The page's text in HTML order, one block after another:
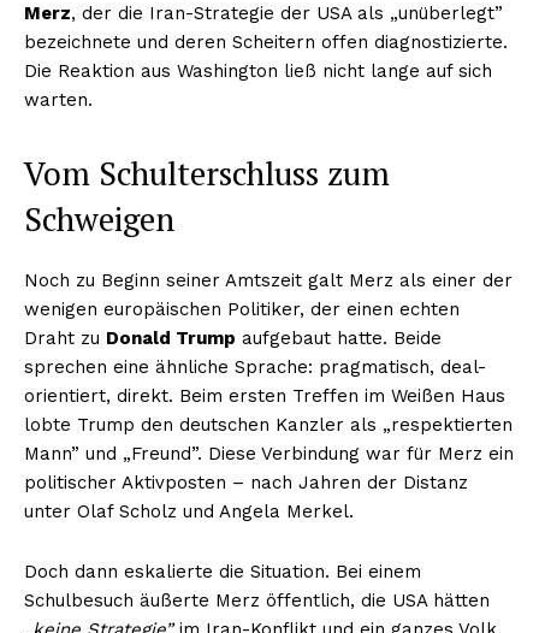
Merz, der die Iran-Strategie der USA als „unüberlegt”
bezeichnete und deren Scheitern offen diagnostizierte.
Die Reaktion aus Washington ließ nicht lange auf sich
warten.
Vom Schulterschluss zum
Schweigen
Noch zu Beginn seiner Amtszeit galt Merz als einer der
wenigen europäischen Politiker, der einen echten
Draht zu Donald Trump aufgebaut hatte. Beide
sprechen eine ähnliche Sprache: pragmatisch, deal-
orientiert, direkt. Beim ersten Treffen im Weißen Haus
lobte Trump den deutschen Kanzler als „respektierten
Mann” und „Freund”. Diese Verbindung war für Merz ein
politischer Aktivposten – nach Jahren der Distanz
unter Olaf Scholz und Angela Merkel.
Doch dann eskalierte die Situation. Bei einem
Schulbesuch äußerte Merz öffentlich, die USA hätten